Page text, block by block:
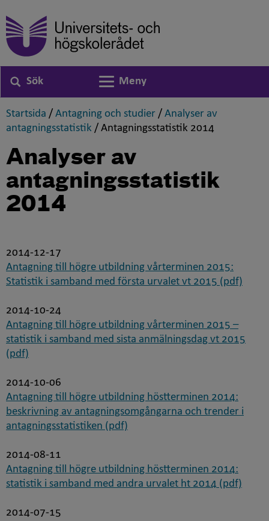
Sök
Växla navigering
Meny
Startsida ,
/ Antagning och studier ,
/ Analyser av
antagningsstatistik ,
/ Antagningsstatistik 2014
Analyser av
antagningsstatistik
2014
2014-12-17
Antagning till högre utbildning vårterminen 2015:
Statistik i samband med första urvalet vt 2015 (pdf)
2014-10-24
Antagning till högre utbildning vårterminen 2015 –
statistik i samband med sista anmälningsdag vt 2015
(pdf)
2014-10-06
Antagning till högre utbildning höstterminen 2014:
beskrivning av antagningsomgångarna och trender i
antagningsstatistiken (pdf)
2014-08-11
Antagning till högre utbildning höstterminen 2014:
statistik i samband med andra urvalet ht 2014 (pdf)
2014-07-15